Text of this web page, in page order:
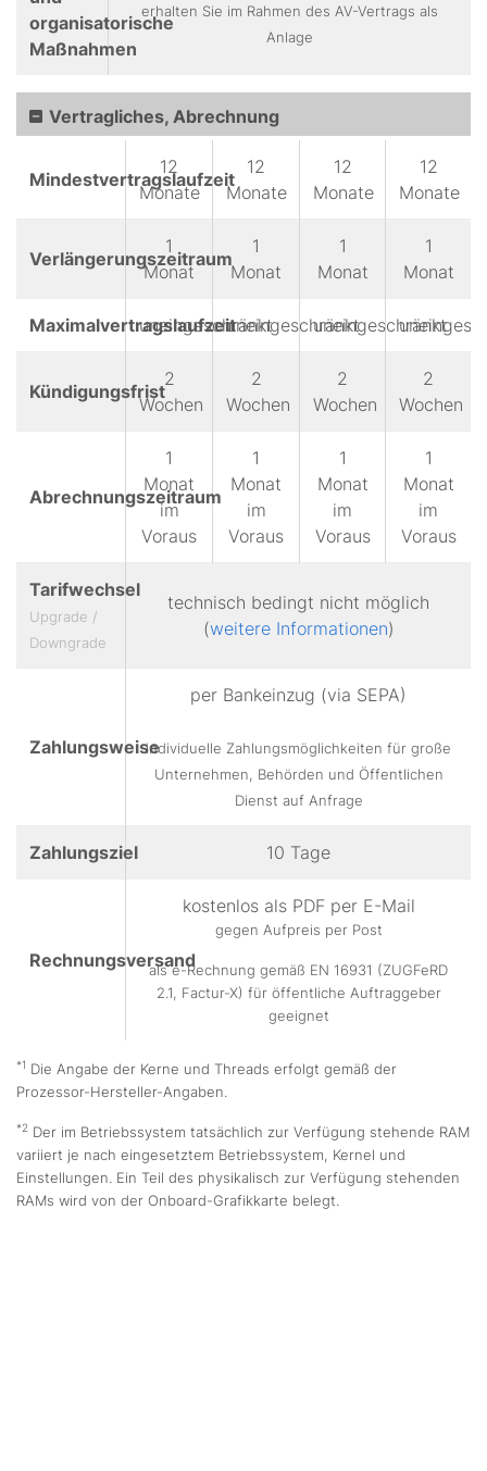
organisatorische
Maßnahmen
erhalten Sie im Rahmen des AV-Vertrags als
Anlage
Vertragliches, Abrechnung
Mindestvertragslaufzeit
12
Monate
12
Monate
12
Monate
12
Monate
Verlängerungszeitraum
1
Monat
1
Monat
1
Monat
1
Monat
Maximalvertragslaufzeit
uneingeschränktuneingeschränktuneingeschränkt
Kündigungsfrist
2
Wochen
2
Wochen
2
Wochen
2
Wochen
Abrechnungszeitraum
1
Monat
im
Voraus
1
Monat
im
Voraus
1
Monat
im
Voraus
1
Monat
im
Voraus
Tarifwechsel
Upgrade /
Downgrade
technisch bedingt nicht möglich
(weitere Informationen)
Zahlungsweise
per Bankeinzug (via SEPA)
individuelle Zahlungsmöglichkeiten für große
Unternehmen, Behörden und Öffentlichen
Dienst auf Anfrage
Zahlungsziel 10 Tage
Rechnungsversand
kostenlos als PDF per E-Mail
gegen Aufpreis per Post
als e-Rechnung gemäß EN 16931 (ZUGFeRD
2.1, Factur-X) für öffentliche Auftraggeber
geeignet
*1 Die Angabe der Kerne und Threads erfolgt gemäß der
Prozessor-Hersteller-Angaben.
*2 Der im Betriebssystem tatsächlich zur Verfügung stehende RAM
variiert je nach eingesetztem Betriebssystem, Kernel und
Einstellungen. Ein Teil des physikalisch zur Verfügung stehenden
RAMs wird von der Onboard-Grafikkarte belegt.